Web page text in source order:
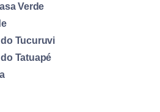
Verde
Tucuruvi
Tatuapé